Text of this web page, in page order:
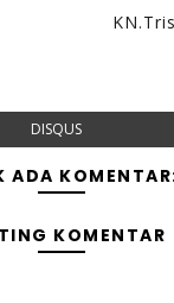
DISQUS
ADA
KOMENTAR